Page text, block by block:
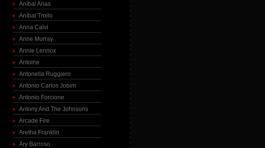
Aníbal Arias
Aníbal Troilo
Anna Calvi
Anne Murray
Annie Lennox
Antoine
Antonella Ruggiero
Antonio Carlos Jobim
Antonio Forcione
Antony And The Johnsons
Arcade Fire
Aretha Franklin
Ary Barroso